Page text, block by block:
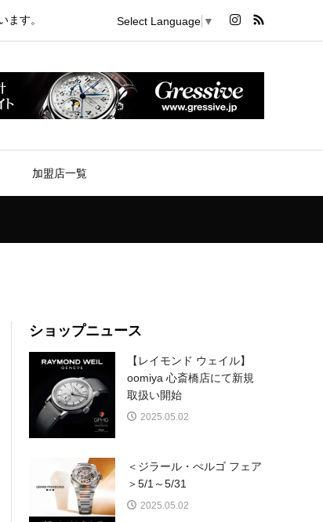
す。 Select Language ▼
加盟店一覧
ショップニュース
【レイモンド ウェイル】
oomiya 心斎橋店にて新規
取扱い開始
2025.05.02
＜ジラール・ぺルゴ フェア
＞5/1～5/31
2025.05.02